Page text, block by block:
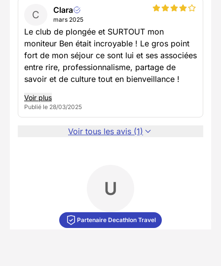
C Clara
mars 2025
Le club de plongée et SURTOUT mon
moniteur Ben était incroyable ! Le gros point
fort de mon séjour ce sont lui et ses associées
entre rire, professionnalisme, partage de
savoir et de culture tout en bienveillance !
Voir plus
Publié le 28/03/2025
Voir tous les avis (1)
U
Partenaire Decathlon Travel